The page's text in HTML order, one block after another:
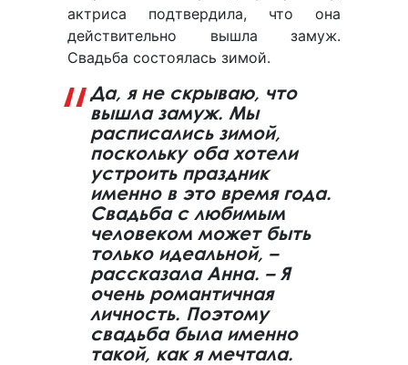
актриса подтвердила, что она
действительно вышла замуж.
Свадьба состоялась зимой.
Да, я не скрываю, что
вышла замуж. Мы
расписались зимой,
поскольку оба хотели
устроить праздник
именно в это время года.
Свадьба с любимым
человеком может быть
только идеальной, –
рассказала Анна. – Я
очень романтичная
личность. Поэтому
свадьба была именно
такой, как я мечтала.